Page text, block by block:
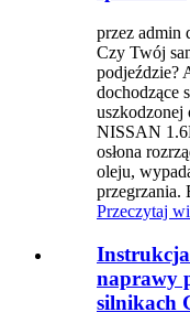
przez admin
Czy Twój
podjeździe?
dochodzące
uszkodzonej
NISSAN
osłona
oleju,
przegrzania.
Przeczytaj
naprawy
silnikach